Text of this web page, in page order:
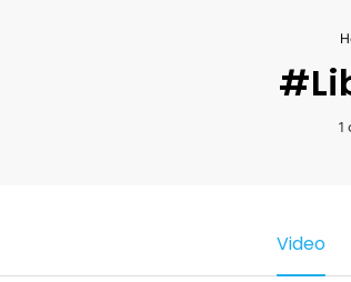
Video